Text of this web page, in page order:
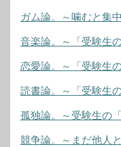
ガム論。～噛むと集
音楽論。～「受験生
恋愛論。～「受験生
読書論。～「受験生
孤独論。～受験生の
競争論。～まだ他人